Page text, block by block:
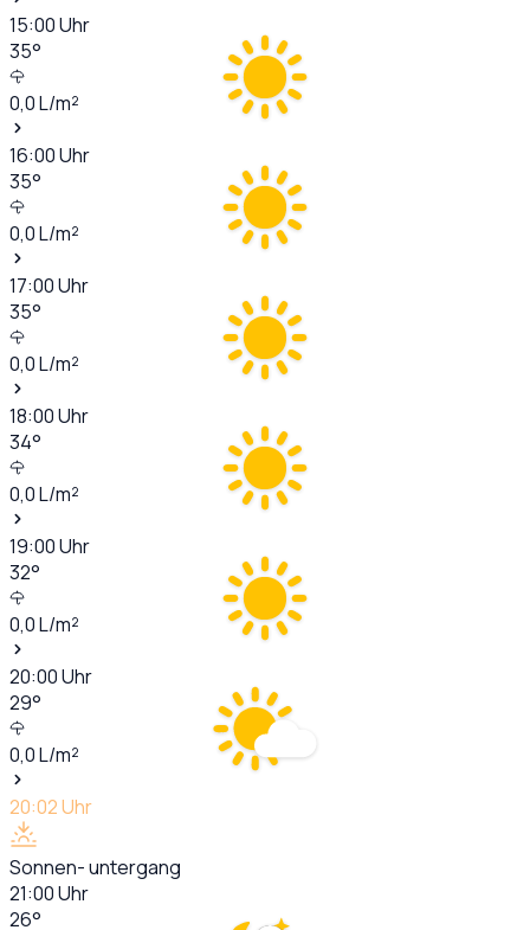
15:00Uhr
35°
0,0L/m²
16:00Uhr
35°
0,0L/m²
17:00Uhr
35°
0,0L/m²
18:00Uhr
34°
0,0L/m²
19:00Uhr
32°
0,0L/m²
20:00Uhr
29°
0,0L/m²
20:02Uhr
Sonnen- untergang
21:00Uhr
26°